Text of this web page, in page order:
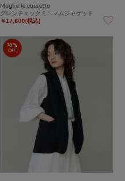
Maglie le cassetto
グレンチェックミニマムジャケット
￥17,600(税込)
70%
OFF